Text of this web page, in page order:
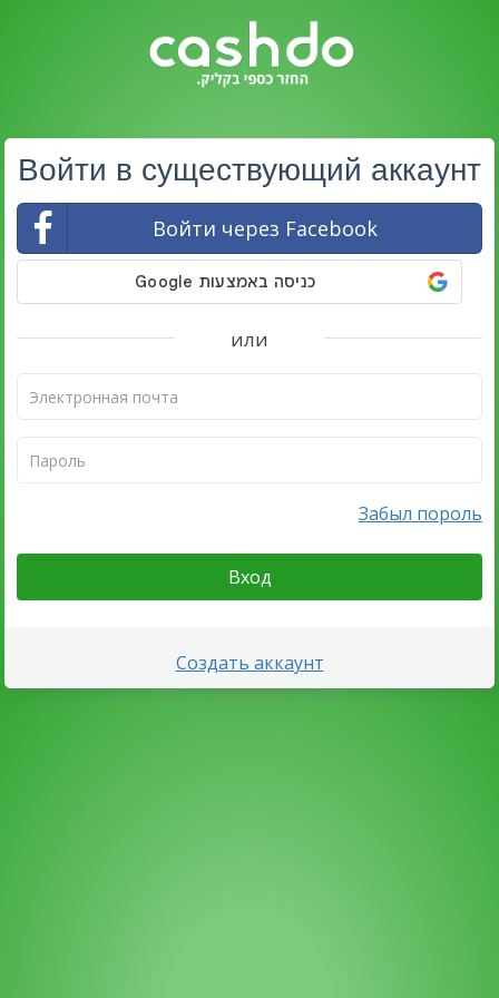
Войти в существующий аккаунт
Войти через Facebook
или
Забыл пороль
Вход
Создать аккаунт